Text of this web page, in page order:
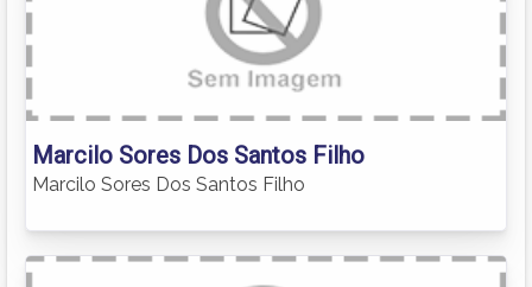
Marcilo Sores Dos Santos Filho
Marcilo Sores Dos Santos Filho